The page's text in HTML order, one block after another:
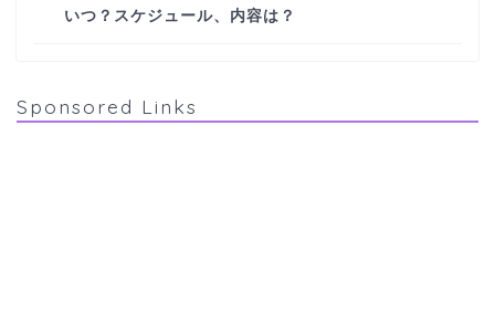
いつ？スケジュール、内容は？
Sponsored Links